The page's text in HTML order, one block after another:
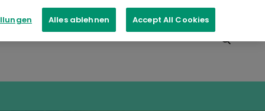
Kontakt Inkassodienste
Alles ablehnen Accept All Cookies